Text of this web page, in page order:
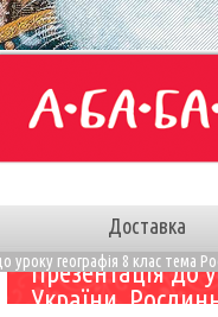
Доставка
уроку географія 8 клас тема
Презентація до
України.